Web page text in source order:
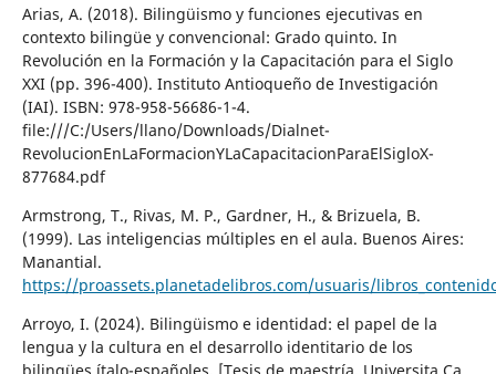
Arias, A. (2018). Bilingüismo y funciones ejecutivas en
contexto bilingüe y convencional: Grado quinto. In
Revolución en la Formación y la Capacitación para el Siglo
XXI (pp. 396-400). Instituto Antioqueño de Investigación
(IAI). ISBN: 978-958-56686-1-4.
file:///C:/Users/llano/Downloads/Dialnet-
RevolucionEnLaFormacionYLaCapacitacionParaElSigloX-
877684.pdf
Armstrong, T., Rivas, M. P., Gardner, H., & Brizuela, B.
(1999). Las inteligencias múltiples en el aula. Buenos Aires:
Manantial.
https://proassets.planetadelibros.com/usuaris/libros_contenido/
Arroyo, I. (2024). Bilingüismo e identidad: el papel de la
lengua y la cultura en el desarrollo identitario de los